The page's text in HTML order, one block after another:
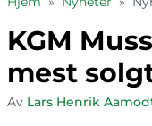
KGM
mest
Av Lars Henrik